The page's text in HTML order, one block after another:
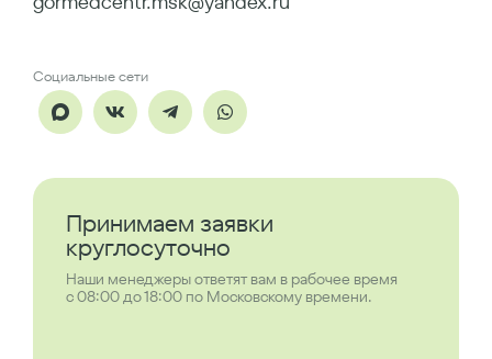
Социальные сети
Принимаем заявки
круглосуточно
Наши менеджеры ответят вам в рабочее время
с 08:00 до 18:00 по Московскому времени.